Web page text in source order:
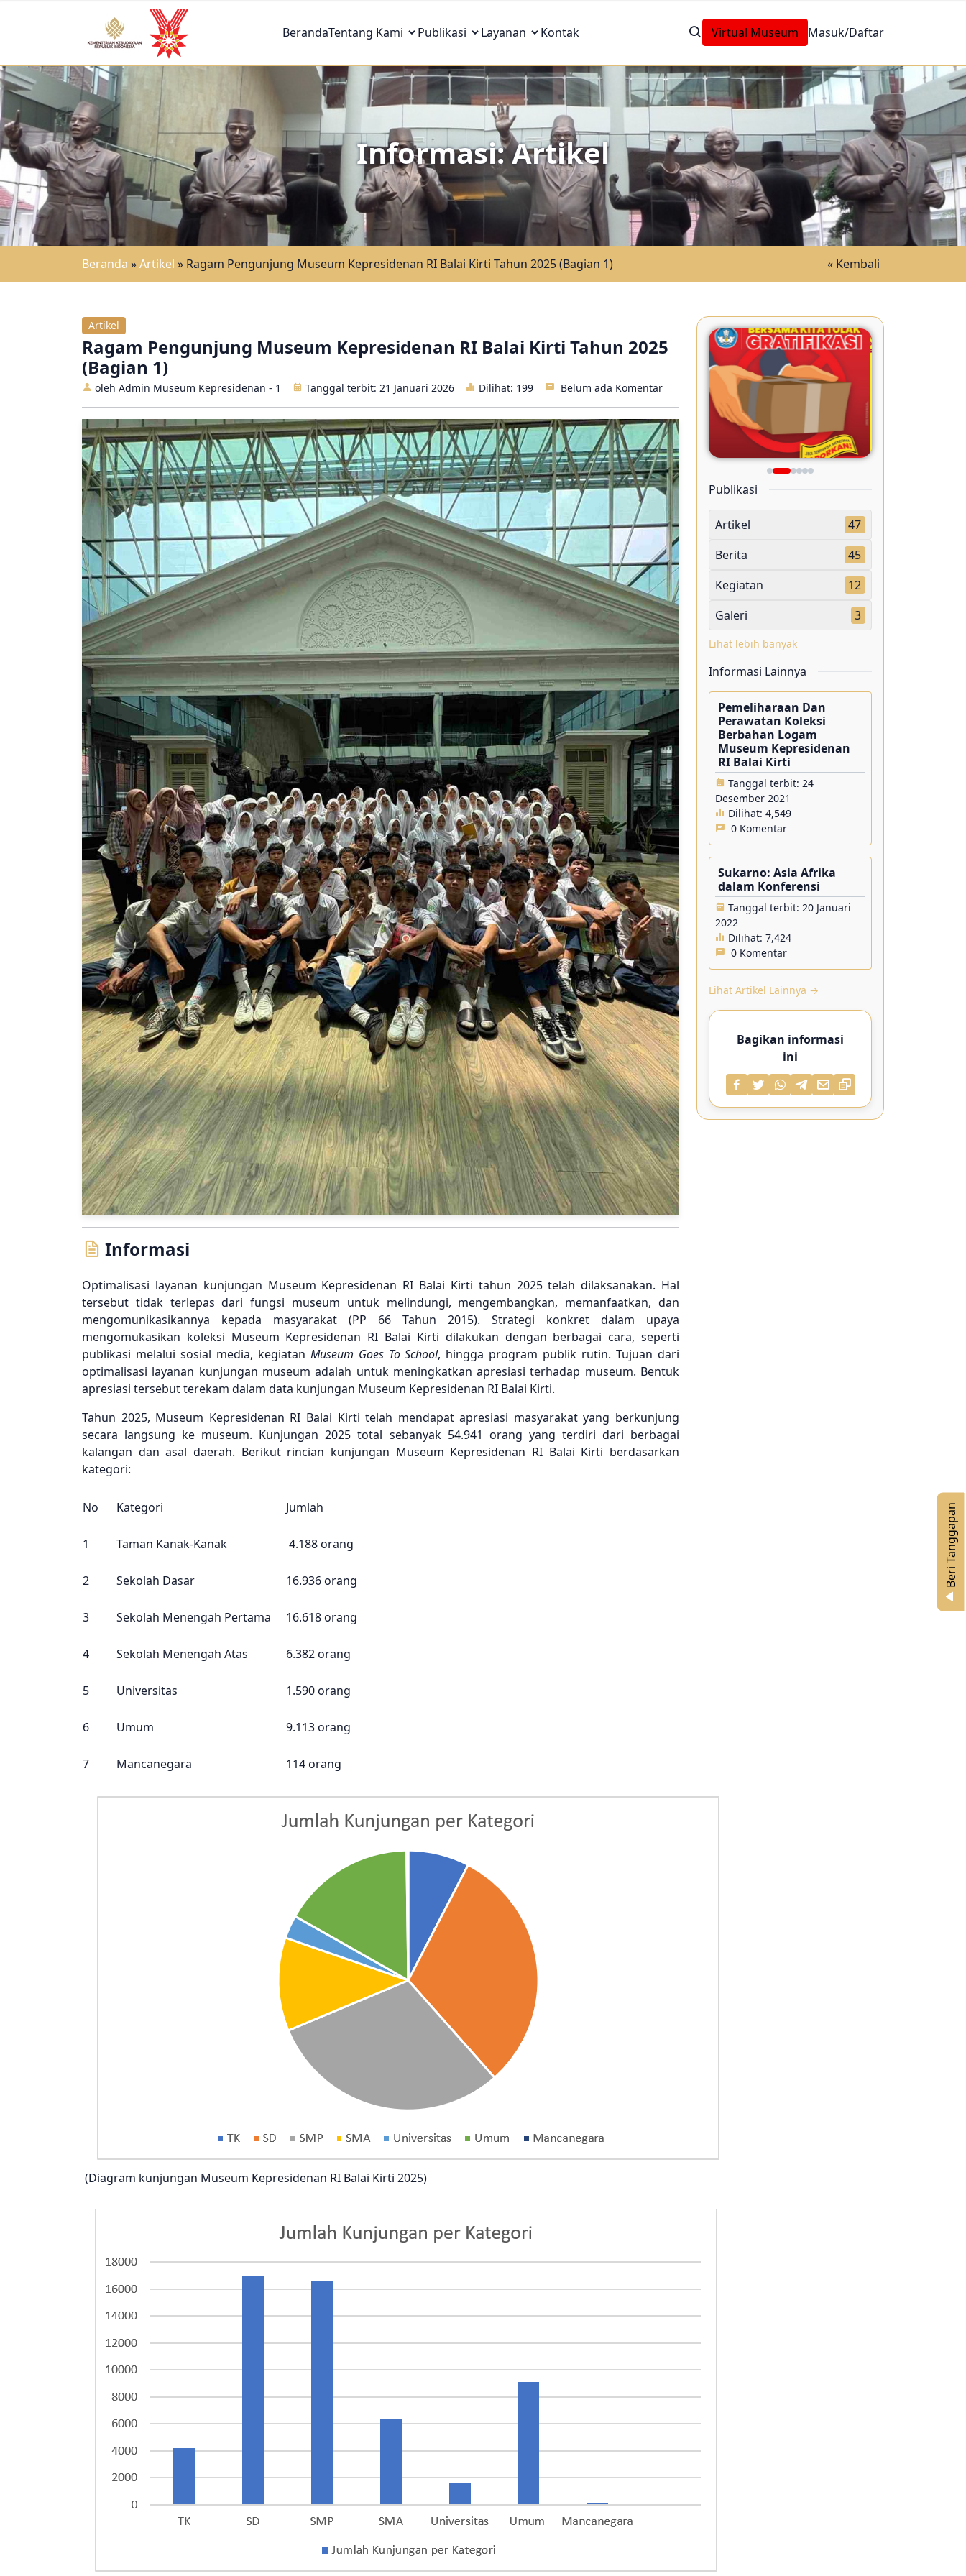
BerandaTentang Kami Publikasi Layanan Kontak Virtual Museum Masuk/Daftar
Informasi: Artikel
Beranda »Artikel » Ragam Pengunjung Museum Kepresidenan RI Balai Kirti Tahun 2025 (Bagian 1) « Kembali
Artikel
Ragam Pengunjung Museum Kepresidenan RI Balai Kirti Tahun 2025
(Bagian 1)
oleh Admin Museum Kepresidenan - 1 Tanggal terbit: 21 Januari 2026 Dilihat: 199 Belum ada Komentar
Informasi
Optimalisasi layanan kunjungan Museum Kepresidenan RI Balai Kirti tahun 2025 telah dilaksanakan. Hal
tersebut tidak terlepas dari fungsi museum untuk melindungi, mengembangkan, memanfaatkan, dan
mengomunikasikannya kepada masyarakat (PP 66 Tahun 2015). Strategi konkret dalam upaya
mengomukasikan koleksi Museum Kepresidenan RI Balai Kirti dilakukan dengan berbagai cara, seperti
publikasi melalui sosial media, kegiatan Museum Goes To School, hingga program publik rutin. Tujuan dari
optimalisasi layanan kunjungan museum adalah untuk meningkatkan apresiasi terhadap museum. Bentuk
apresiasi tersebut terekam dalam data kunjungan Museum Kepresidenan RI Balai Kirti.
Tahun 2025, Museum Kepresidenan RI Balai Kirti telah mendapat apresiasi masyarakat yang berkunjung
secara langsung ke museum. Kunjungan 2025 total sebanyak 54.941 orang yang terdiri dari berbagai
kalangan dan asal daerah. Berikut rincian kunjungan Museum Kepresidenan RI Balai Kirti berdasarkan
kategori:
No Kategori Jumlah
1 Taman Kanak-Kanak 4.188 orang
2 Sekolah Dasar 16.936 orang
3 Sekolah Menengah Pertama 16.618 orang
4 Sekolah Menengah Atas 6.382 orang
5 Universitas 1.590 orang
6 Umum 9.113 orang
7 Mancanegara 114 orang
(Diagram kunjungan Museum Kepresidenan RI Balai Kirti 2025)
Publikasi
Artikel
47
Berita
45
Kegiatan
12
Galeri
3
Lihat lebih banyak
Informasi Lainnya
Pemeliharaan Dan
Perawatan Koleksi
Berbahan Logam
Museum Kepresidenan
RI Balai Kirti
Tanggal terbit: 24
Desember 2021
Dilihat: 4,549
0 Komentar
Sukarno: Asia Afrika
dalam Konferensi
Tanggal terbit: 20 Januari
2022
Dilihat: 7,424
0 Komentar
Lihat Artikel Lainnya →
Bagikan informasi
ini
n